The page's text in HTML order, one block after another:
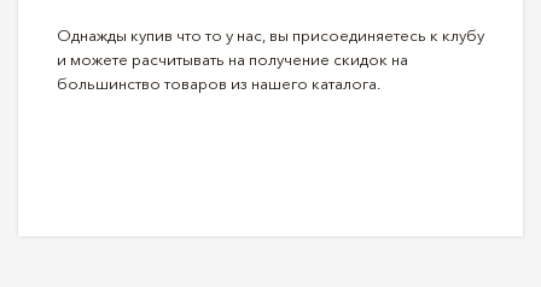
Однажды купив что то у нас, вы присоединяетесь к клубу
и можете расчитывать на получение скидок на
большинство товаров из нашего каталога.